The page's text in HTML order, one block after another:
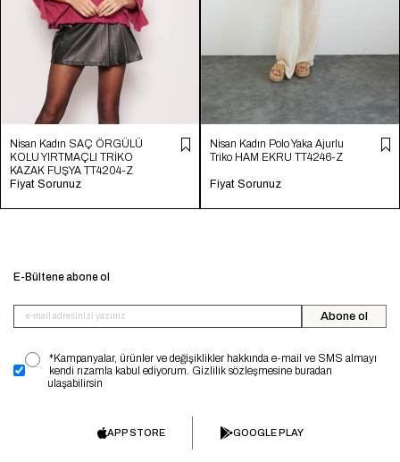
Nisan Kadın SAÇ ÖRGÜLÜ
KOLU YIRTMAÇLI TRİKO
KAZAK FUŞYA TT4204-Z
Fiyat Sorunuz
Nisan Kadın Polo Yaka Ajurlu
Triko HAM EKRU TT4246-Z
Fiyat Sorunuz
E-Bültene abone ol
Abone ol
*Kampanyalar, ürünler ve değişiklikler hakkında e-mail ve SMS almayı
kendi rızamla kabul ediyorum. Gizlilik sözleşmesine buradan
ulaşabilirsin
APP STORE GOOGLE PLAY